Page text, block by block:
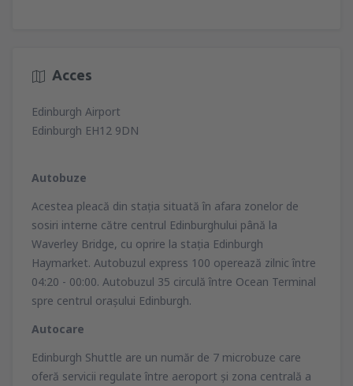
Acces
Edinburgh Airport
Edinburgh EH12 9DN
Autobuze
Acestea pleacă din staţia situată în afara zonelor de
sosiri interne către centrul Edinburghului până la
Waverley Bridge, cu oprire la staţia Edinburgh
Haymarket. Autobuzul express 100 operează zilnic între
04:20 - 00:00. Autobuzul 35 circulă între Ocean Terminal
spre centrul oraşului Edinburgh.
Autocare
Edinburgh Shuttle are un număr de 7 microbuze care
oferă servicii regulate între aeroport şi zona centrală a